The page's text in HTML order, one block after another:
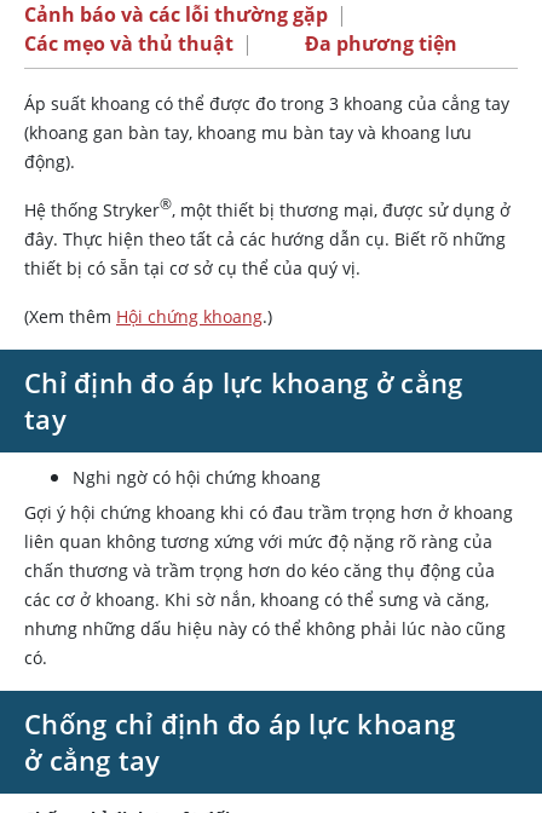
Cảnh báo và các lỗi thường gặp |
Các mẹo và thủ thuật | Đa phương tiện
Áp suất khoang có thể được đo trong 3 khoang của cẳng tay
(khoang gan bàn tay, khoang mu bàn tay và khoang lưu
động).
Hệ thống Stryker®, một thiết bị thương mại, được sử dụng ở
đây. Thực hiện theo tất cả các hướng dẫn cụ. Biết rõ những
thiết bị có sẵn tại cơ sở cụ thể của quý vị.
(Xem thêm Hội chứng khoang.)
Chỉ định đo áp lực khoang ở cẳng
tay
Nghi ngờ có hội chứng khoang
Gợi ý hội chứng khoang khi có đau trầm trọng hơn ở khoang
liên quan không tương xứng với mức độ nặng rõ ràng của
chấn thương và trầm trọng hơn do kéo căng thụ động của
các cơ ở khoang. Khi sờ nắn, khoang có thể sưng và căng,
nhưng những dấu hiệu này có thể không phải lúc nào cũng
có.
Chống chỉ định đo áp lực khoang
ở cẳng tay